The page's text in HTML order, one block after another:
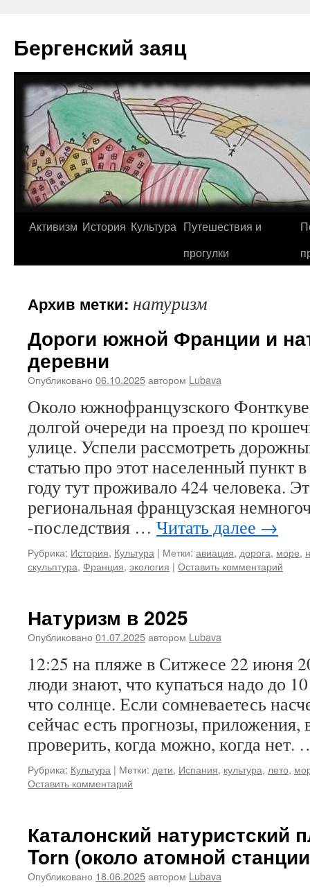
содержимому
Бергенский заяц
Активизм История Культура Путешествия и
прогулки
Архив метки: натуризм
Дороги южной Франции и
деревни
Опубликовано 06.10.2025автором Lubava
Около южнофранцузского
долгой очереди на проезд по
улице. Успели рассмотреть
статью про этот населенный пункт
году тут проживало 424 человека.
региональная французская
-последствия … Читать далее →
Рубрика: История, Культура | Метки: авиация, дорога, море,
скульптура, Франция, экология | Оставить комментарий
Натуризм в 2025
Опубликовано 01.07.2025автором Lubava
12:25 на пляже в Ситжесе 22 июня
люди знают, что купаться надо до
что солнце. Если сомневаетесь
сейчас есть прогнозы, приложения,
проверить, когда можно, когда
Рубрика: Культура | Метки: дети, Испания, культура, лето,
Оставить комментарий
Каталонский натуристский
Torn (около атомной
Опубликовано 18.06.2025автором Lubava